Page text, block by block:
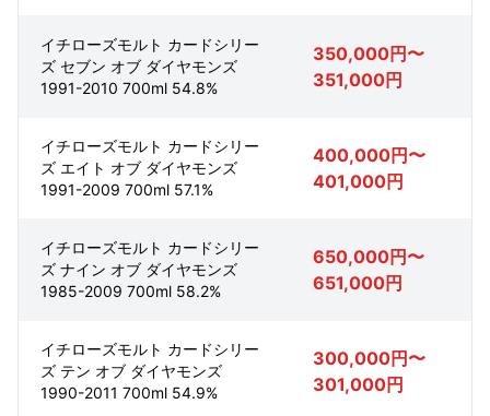
イチローズモルト カードシリー
ズ セブン オブ ダイヤモンズ
1991-2010 700ml 54.8%
350,000円〜
351,000円
イチローズモルト カードシリー
ズ エイト オブ ダイヤモンズ
1991-2009 700ml 57.1%
400,000円〜
401,000円
イチローズモルト カードシリー
ズ ナイン オブ ダイヤモンズ
1985-2009 700ml 58.2%
650,000円〜
651,000円
イチローズモルト カードシリー
ズ テン オブ ダイヤモンズ
1990-2011 700ml 54.9%
300,000円〜
301,000円